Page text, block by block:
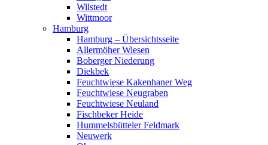
Wilstedt
Wittmoor
Hamburg
Hamburg – Übersichtsseite
Allermöher Wiesen
Boberger Niederung
Diekbek
Feuchtwiese Kakenhaner Weg
Feuchtwiese Neugraben
Feuchtwiese Neuland
Fischbeker Heide
Hummelsbütteler Feldmark
Neuwerk